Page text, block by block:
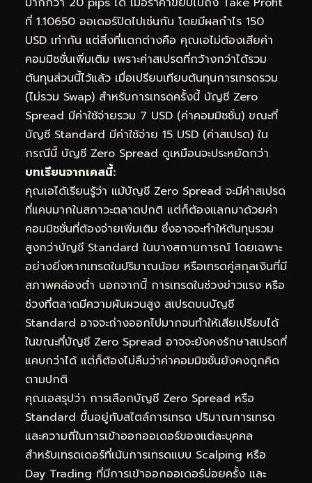
ที่ 1.10650 ออเดอร์ปิดไปเช่นกัน โดยมีผลกำไร 150
USD เท่ากัน แต่สิ่งที่แตกต่างคือ คุณเอไม่ต้องเสียค่า
คอมมิชชั่นเพิ่มเติม เพราะค่าสเปรดที่กว้างกว่าได้รวม
ต้นทุนส่วนนี้ไว้แล้ว เมื่อเปรียบเทียบต้นทุนการเทรดรวม
(ไม่รวม Swap) สำหรับการเทรดครั้งนี้ บัญชี Zero
Spread มีค่าใช้จ่ายรวม 7 USD (ค่าคอมมิชชั่น) ขณะที่
บัญชี Standard มีค่าใช้จ่าย 15 USD (ค่าสเปรด) ใน
กรณีนี้ บัญชี Zero Spread ดูเหมือนจะประหยัดกว่า
บทเรียนจากเคสนี้:
คุณเอได้เรียนรู้ว่า แม้บัญชี Zero Spread จะมีค่าสเปรด
ที่แคบมากในสภาวะตลาดปกติ แต่ก็ต้องแลกมาด้วยค่า
คอมมิชชั่นที่ต้องจ่ายเพิ่มเติม ซึ่งอาจจะทำให้ต้นทุนรวม
สูงกว่าบัญชี Standard ในบางสถานการณ์ โดยเฉพาะ
อย่างยิ่งหากเทรดในปริมาณน้อย หรือเทรดคู่สกุลเงินที่มี
สภาพคล่องต่ำ นอกจากนี้ การเทรดในช่วงข่าวแรง หรือ
ช่วงที่ตลาดมีความผันผวนสูง สเปรดบนบัญชี
Standard อาจจะถ่างออกไปมากจนทำให้เสียเปรียบได้
ในขณะที่บัญชี Zero Spread อาจจะยังคงรักษาสเปรดที่
แคบกว่าได้ แต่ก็ต้องไม่ลืมว่าค่าคอมมิชชั่นยังคงถูกคิด
ตามปกติ
คุณเอสรุปว่า การเลือกบัญชี Zero Spread หรือ
Standard ขึ้นอยู่กับสไตล์การเทรด ปริมาณการเทรด
และความถี่ในการเข้าออกออเดอร์ของแต่ละบุคคล
สำหรับเทรดเดอร์ที่เน้นการเทรดแบบ Scalping หรือ
Day Trading ที่มีการเข้าออกออเดอร์บ่อยครั้ง และ